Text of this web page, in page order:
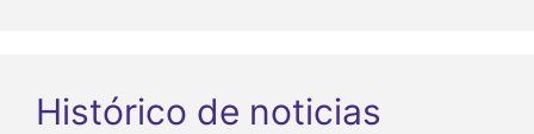
Histórico de noticias